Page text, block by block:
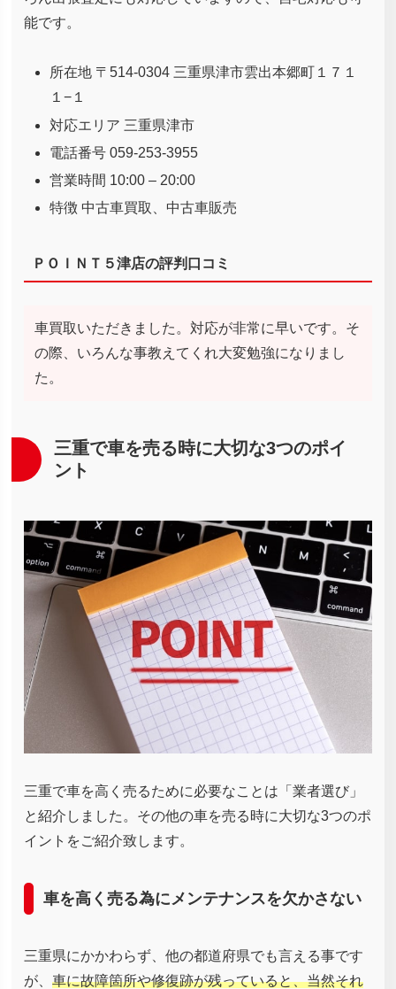
能です。
所在地 〒514-0304 三重県津市雲出本郷町１７１
１−１
対応エリア 三重県津市
電話番号 059-253-3955
営業時間 10:00 – 20:00
特徴 中古車買取、中古車販売
ＰＯＩＮＴ５津店の評判口コミ
車買取いただきました。対応が非常に早いです。そ
の際、いろんな事教えてくれ大変勉強になりまし
た。
三重で車を売る時に大切な3つのポイ
ント
三重で車を高く売るために必要なことは「業者選び」
と紹介しました。その他の車を売る時に大切な3つのポ
イントをご紹介致します。
車を高く売る為にメンテナンスを欠かさない
三重県にかかわらず、他の都道府県でも言える事です
が、 車に故障箇所や修復跡が残っていると、当然それ